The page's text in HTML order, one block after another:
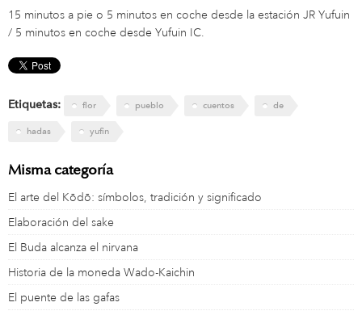
15 minutos a pie o 5 minutos en coche desde la estación JR Yufuin
/ 5 minutos en coche desde Yufuin IC.
Etiquetas: flor pueblo cuentos de
hadas yufin
Misma categoría
El arte del Kōdō: símbolos, tradición y significado
Elaboración del sake
El Buda alcanza el nirvana
Historia de la moneda Wado-Kaichin
El puente de las gafas